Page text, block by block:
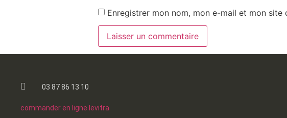
Enregistrer mon nom, mon e-mail et mon
03 87 86 13 10
commander en ligne levitra